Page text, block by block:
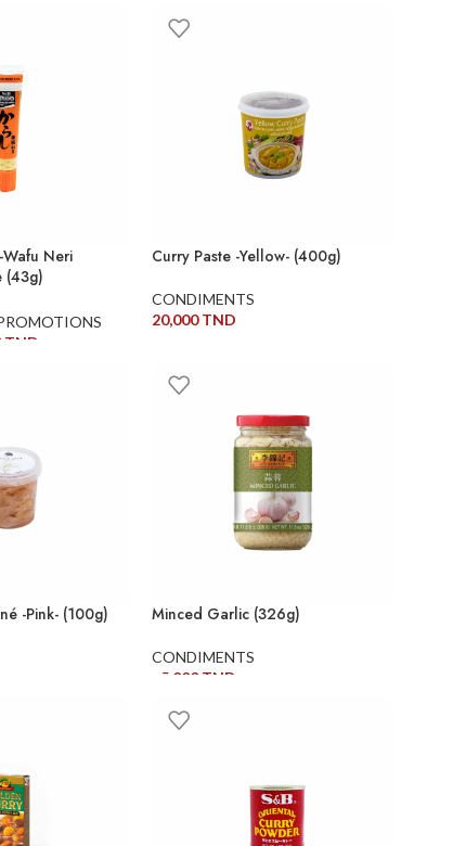
Neri
(43g)
TND
Curry Paste -Yellow- (400g)
CONDIMENTS
20,000TND
-Pink- (100g) Minced Garlic (326g)
CONDIMENTS
25,000 TND
AJOUTER AU PANIER